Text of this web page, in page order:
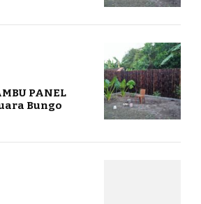
PANEL
Bungo